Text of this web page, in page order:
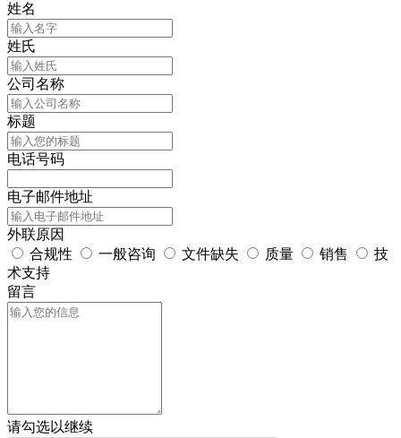
姓名
姓氏
公司名称
标题
电话号码
电子邮件地址
外联原因
合规性
一般咨询 文件缺失 质量 销售
技
术支持
留言
请勾选以继续